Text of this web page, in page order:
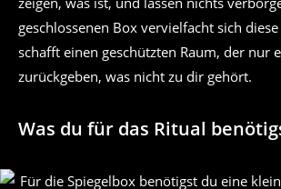
geschlossenen Box vervielfacht sich
schafft einen geschützten Raum, der nur
zurückgeben, was nicht zu dir gehört.
Was du für das Ritual